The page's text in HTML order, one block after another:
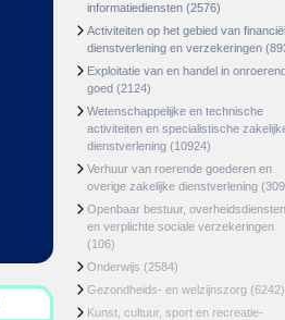
informatiediensten (2576)
Activiteiten op het gebied van
dienstverlening en verzekeringen
Exploitatie van en handel in
goed (2124)
Wetenschappelijke en technische
activiteiten en specialistische
dienstverlening (10924)
Verhuur van roerende goederen en
overige zakelijke dienstverlening
Openbaar bestuur, overheidsdiensten
en verplichte sociale verzekeringen
(106)
Onderwijs (2584)
Gezondheids- en welzijnszorg (6242)
Kunst, cultuur, sport en recreatie-